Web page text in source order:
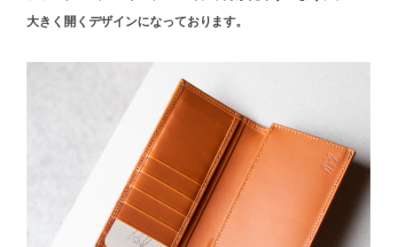
大きく開くデザインになっております。